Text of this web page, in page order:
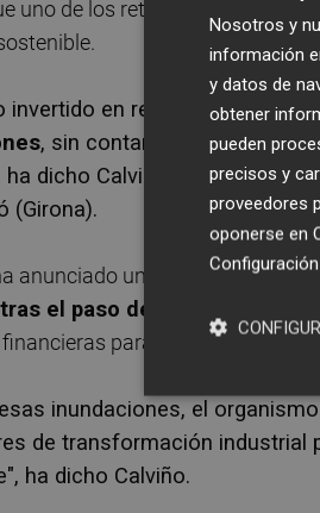
uno de los retos que marcará
invertido en resistencia
, sin contar además con los
ha dicho Calviño en una
(Girona).
anunciado un desembolso de
el paso de la Dana
y
para apoyar a pymes
inundaciones, el
de transformación industrial
ha dicho Calviño.
Nosotros y
información
y datos de
obtener
pueden
precisos y
proveedores
oponerse en